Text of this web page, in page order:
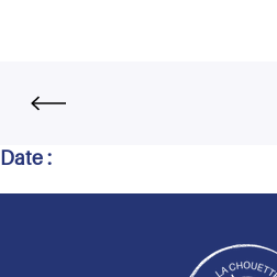
Date :